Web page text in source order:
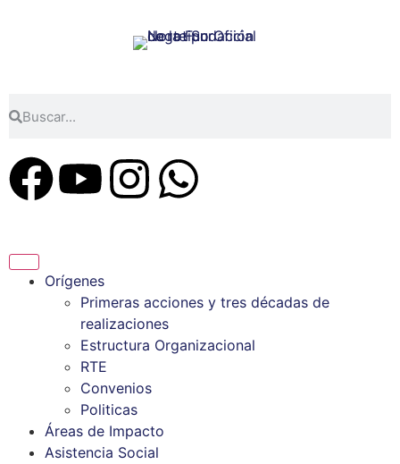
Orígenes
Primeras acciones y tres décadas de
realizaciones
Estructura Organizacional
RTE
Convenios
Politicas
Áreas de Impacto
Asistencia Social